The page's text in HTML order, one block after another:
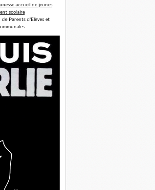
Parents d'Elèves et